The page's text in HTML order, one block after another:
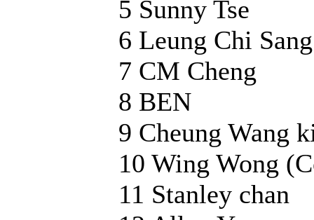
5 Sunny Tse
6 Leung Chi Sang
7 CM Cheng
8 BEN
9 Cheung Wang
10 Wing Wong
11 Stanley chan